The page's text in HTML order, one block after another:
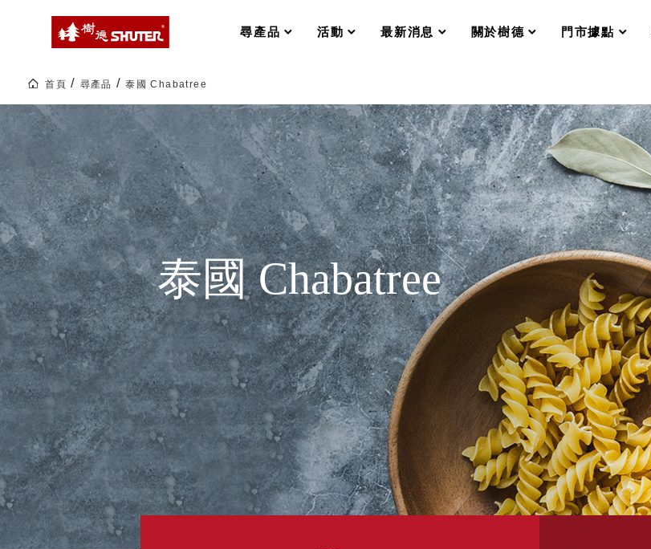
尋產品 活動 最新消息 關於樹德 門市據點
首頁 尋產品 泰國 Chabatree
RFO 快取旋轉架
TM 模具存放架
TW 刀具存放
HDC 專業高荷重型工具櫃
ESD 抗靜電零件櫃
運送組裝費用
收纳整理加購配件
收纳整理分類盒FO
收納整理糖果盒MD
折疊桌FT
BB質感收納盒
綠時尚聯名小物
手提袋&手提籃系列LV
HF 摺疊購物車
Office 辦公文具
A9 小幫手零件分類箱
DD 桌上型文件櫃
DDH 桌上型橫式文件櫃
OA 文件桌上分類架
OF 文件隨身盒
PB 筆盒
SCB 療癒收納小物
KDF 資料夾．箱
oneu 桌上3C收納
Select 生活選物
英國 W10
日本 BISQUE
斯洛維尼亞 EQUA
日本 Hacoa
台灣 SN°OVAE
斯洛維尼亞 Rogaska
美國 July Nine
台灣 Techshower
西班牙 CRISTALINAS
多功能工作桌，夢想的起點
工作室必備，移動式工具收納
樹德聯名企劃｜ 跨界聯名重磅登場
樹德收納 X Kingson Artworks 字體設計個性風
樹德收納 X WODEN 更添生活氛圍
泰
國
Chabatree
｜
生
活
選
物
泰國 Chabatree